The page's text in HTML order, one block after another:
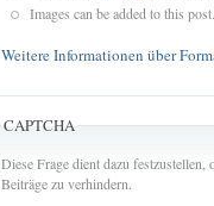
Images can be added to this post.
Weitere Informationen über
CAPTCHA
Diese Frage dient dazu
Beiträge zu verhindern.